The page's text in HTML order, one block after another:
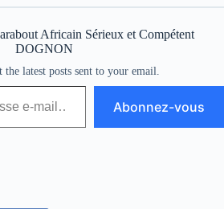
Africain Sérieux et Compétent
DOGNON
the latest posts sent to your email.
Abonnez-vous